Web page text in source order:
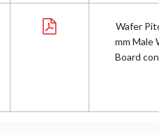
Wafer
mm Male
Board